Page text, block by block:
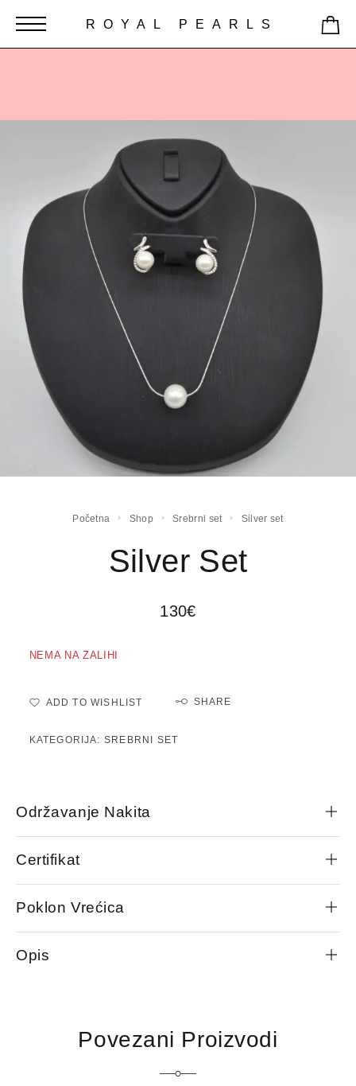
ROYAL PEARLS
Početna Shop Srebrni set Silver set
Silver Set
130€
NEMA NA ZALIHI
ADD TO WISHLIST SHARE
KATEGORIJA: SREBRNI SET
Održavanje Nakita
Certifikat
Poklon Vrećica
Opis
Povezani Proizvodi